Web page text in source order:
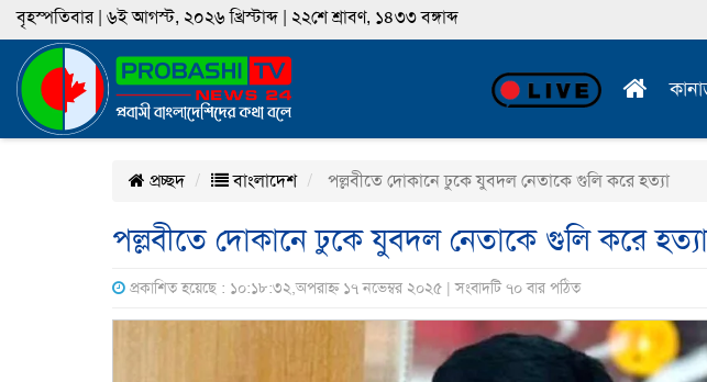
বৃহস্পতিবার | ৬ই আগস্ট, ২০২৬ খ্রিস্টাব্দ | ২২শে শ্রাবণ, ১৪৩৩ বঙ্গাব্দ
প্রচ্ছদ বাংলাদেশ পল্লবীতে দোকানে ঢুকে যুবদল নেতাকে গুলি করে হত্যা
পল্লবীতে দোকানে ঢুকে যুবদল নেতাকে গুলি করে হত্যা
প্রকাশিত হয়েছে : ১০:১৮:৩২,অপরাহ্ন ১৭ নভেম্বর ২০২৫ | সংবাদটি ৭০ বার পঠিত